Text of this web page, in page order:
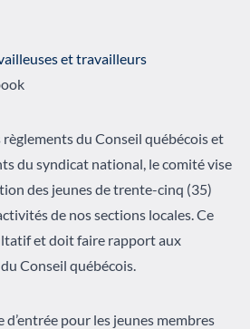
et travailleurs
du Conseil québécois et
du syndicat national, le comité vise
des jeunes de trente-cinq (35)
de nos sections locales. Ce
et doit faire rapport aux
Conseil québécois.
pour les jeunes membres